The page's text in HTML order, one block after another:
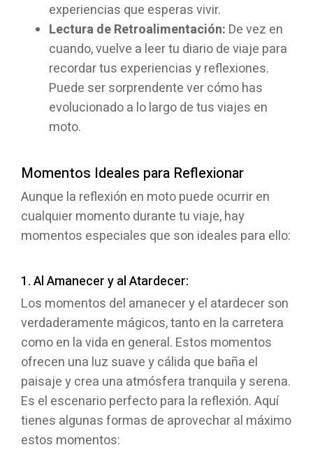
experiencias que esperas vivir.
Lectura de Retroalimentación: De vez en
cuando, vuelve a leer tu diario de viaje para
recordar tus experiencias y reflexiones.
Puede ser sorprendente ver cómo has
evolucionado a lo largo de tus viajes en
moto.
Momentos Ideales para Reflexionar
Aunque la reflexión en moto puede ocurrir en
cualquier momento durante tu viaje, hay
momentos especiales que son ideales para ello:
1. Al Amanecer y al Atardecer:
Los momentos del amanecer y el atardecer son
verdaderamente mágicos, tanto en la carretera
como en la vida en general. Estos momentos
ofrecen una luz suave y cálida que baña el
paisaje y crea una atmósfera tranquila y serena.
Es el escenario perfecto para la reflexión. Aquí
tienes algunas formas de aprovechar al máximo
estos momentos: